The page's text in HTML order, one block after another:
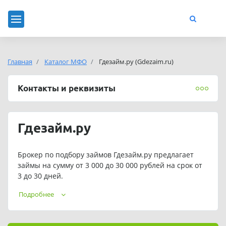
Главная Каталог МФО Гдезайм.ру (Gdezaim.ru)
Контакты и реквизиты
Гдезайм.ру
Брокер по подбору займов Гдезайм.ру предлагает
займы на сумму от 3 000 до 30 000 рублей на срок от
3 до 30 дней.
Подать заявку на займ можно в любое время. Сервис
Подробнее